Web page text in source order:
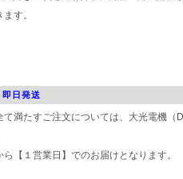
す。
日発送
満たすご注文については、大光電機（
【１営業日】でのお届けとなります。